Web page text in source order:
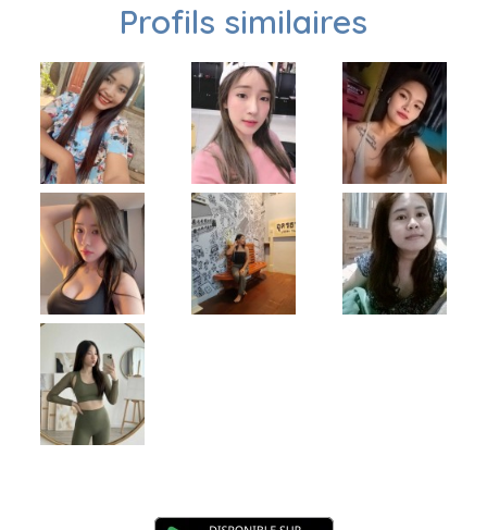
Profils similaires